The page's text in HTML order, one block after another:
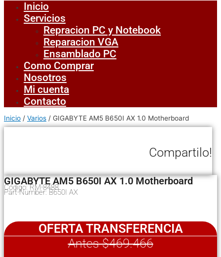
Inicio
Servicios
Repracion PC y Notebook
Reparacion VGA
Ensamblado PC
Como Comprar
Nosotros
Mi cuenta
Contacto
Inicio / Varios / GIGABYTE AM5 B650I AX 1.0 Motherboard
Compartilo!
GIGABYTE AM5 B650I AX 1.0 Motherboard
Código: RM-8488
Part-Number: B650I AX
OFERTA TRANSFERENCIA
Antes $469.466